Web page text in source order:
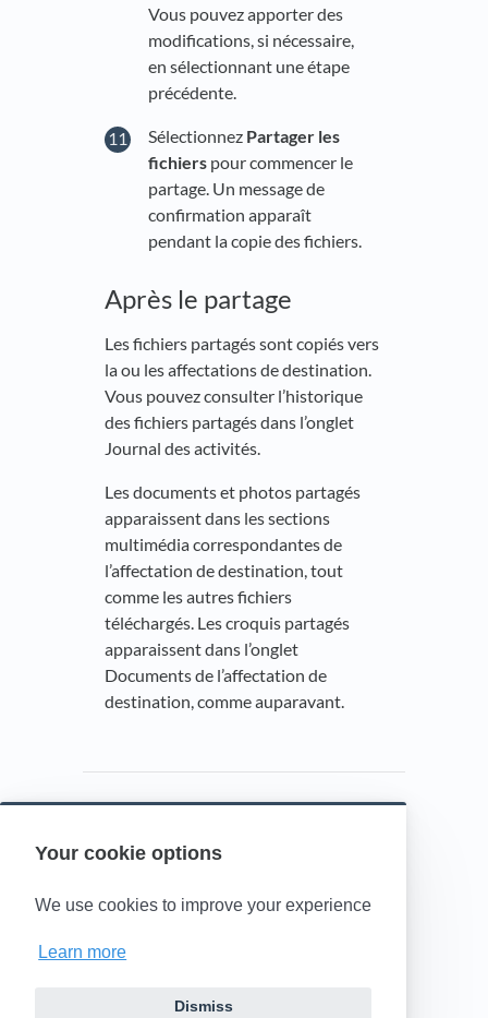
Your cookie options
We use cookies to improve your experience
Learn more
Dismiss
Vous pouvez apporter des
modifications, si nécessaire,
en sélectionnant une étape
précédente.
Sélectionnez Partager les
fichiers pour commencer le
partage. Un message de
confirmation apparaît
pendant la copie des fichiers.
Après le partage
Les fichiers partagés sont copiés vers
la ou les affectations de destination.
Vous pouvez consulter l’historique
des fichiers partagés dans l’onglet
Journal des activités.
Les documents et photos partagés
apparaissent dans les sections
multimédia correspondantes de
l’affectation de destination, tout
comme les autres fichiers
téléchargés. Les croquis partagés
apparaissent dans l’onglet
Documents de l’affectation de
destination, comme auparavant.
Powered by HelpDocs